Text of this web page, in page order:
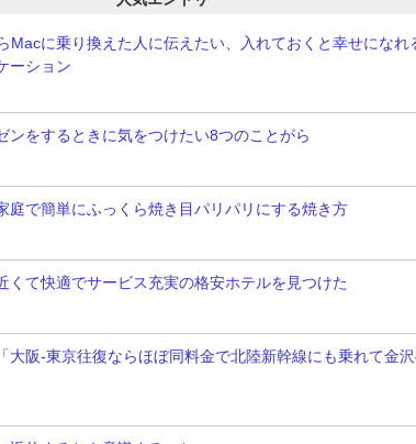
Macに乗り換えた人に伝えたい、入れておくと幸せになれ
ーション
ンをするときに気をつけたい8つのことがら
庭で簡単にふっくら焼き目パリパリにする焼き方
くて快適でサービス充実の格安ホテルを見つけた
大阪-東京往復ならほぼ同料金で北陸新幹線にも乗れて金